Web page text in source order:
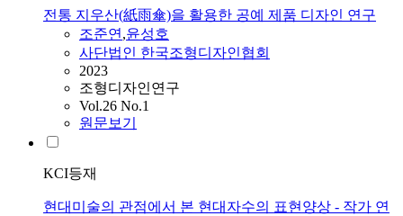
전통 지우산(紙雨傘)을 활용한 공예 제품 디자인 연구
조준연,윤성호
사단법인 한국조형디자인협회
2023
조형디자인연구
Vol.26 No.1
원문보기
KCI등재
현대미술의 관점에서 본 현대자수의 표현양상 - 작가 연